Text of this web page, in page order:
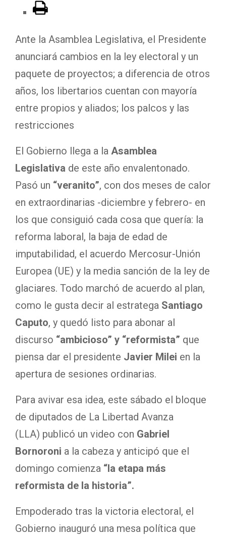
Ante la Asamblea Legislativa, el Presidente
anunciará cambios en la ley electoral y un
paquete de proyectos; a diferencia de otros
años, los libertarios cuentan con mayoría
entre propios y aliados; los palcos y las
restricciones
El Gobierno llega a la Asamblea
Legislativa de este año envalentonado.
Pasó un “veranito”, con dos meses de calor
en extraordinarias -diciembre y febrero- en
los que consiguió cada cosa que quería: la
reforma laboral, la baja de edad de
imputabilidad, el acuerdo Mercosur-Unión
Europea (UE) y la media sanción de la ley de
glaciares. Todo marchó de acuerdo al plan,
como le gusta decir al estratega Santiago
Caputo, y quedó listo para abonar al
discurso “ambicioso” y “reformista” que
piensa dar el presidente Javier Milei en la
apertura de sesiones ordinarias.
Para avivar esa idea, este sábado el bloque
de diputados de La Libertad Avanza
(LLA) publicó un video con Gabriel
Bornoroni a la cabeza y anticipó que el
domingo comienza “la etapa más
reformista de la historia”.
Empoderado tras la victoria electoral, el
Gobierno inauguró una mesa política que